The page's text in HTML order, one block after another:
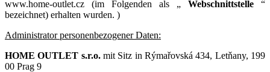
www.home-outlet.cz (im Folgenden als „ Webschnittstelle “
bezeichnet) erhalten wurden. )
Administrator personenbezogener Daten:
HOME OUTLET s.r.o.mit Sitz in Rýmařovská 434, Letňany, 199
00 Prag 9